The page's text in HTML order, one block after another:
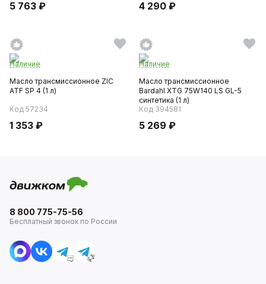
5 763 ₽ 4 290 ₽
Наличие
Масло трансмиссионное ZIC
ATF SP 4 (1 л)
Код 57234
1 353 ₽
Наличие
Масло трансмиссионное
Bardahl XTG 75W140 LS GL-5
синтетика (1 л)
Код 394581
5 269 ₽
8 800 775-75-56
Бесплатный звонок по России